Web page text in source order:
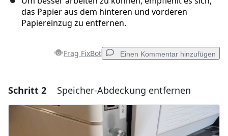
das Papier aus dem hinteren und vorderen
Papiereinzug zu entfernen.
Frag FixBot Einen Kommentar hinzufügen
Einen Kommentar hinzufügen
Kommentar hinzufügen
Schritt 2 Speicher-Abdeckung entfernen